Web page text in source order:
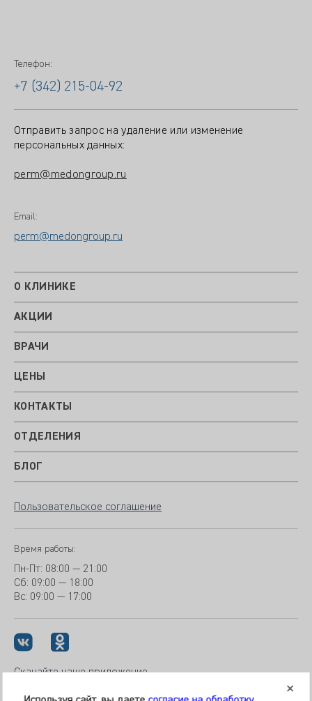
Телефон:
+7 (342) 215-04-92
Отправить запрос на удаление или изменение
персональных данных:
perm@medongroup.ru
Email:
perm@medongroup.ru
О КЛИНИКЕ
АКЦИИ
ВРАЧИ
ЦЕНЫ
КОНТАКТЫ
ОТДЕЛЕНИЯ
БЛОГ
Пользовательское соглашение
Время работы:
Пн-Пт: 08:00 — 21:00
Сб: 09:00 — 18:00
Вс: 09:00 — 17:00
Скачайте наше приложение